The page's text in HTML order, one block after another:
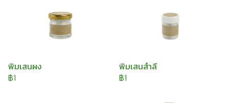
พิมเสนผง
฿1
พิมเสนสำลี
฿1